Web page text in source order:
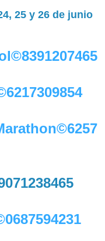
25 y 26 de junio